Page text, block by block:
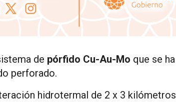
de pórfido Cu-Au-Mo que se ha
perforado.
hidrotermal de 2 x 3 kilómetros